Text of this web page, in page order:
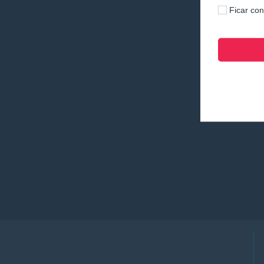
Ficar